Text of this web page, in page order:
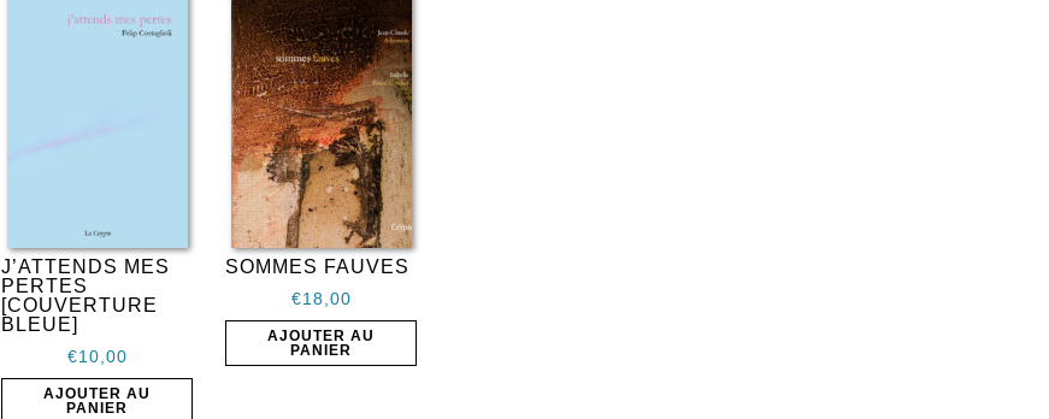
J’ATTENDS MES
PERTES
[COUVERTURE
BLEUE]
€10,00
AJOUTER AU
PANIER
SOMMES FAUVES
€18,00
AJOUTER AU
PANIER